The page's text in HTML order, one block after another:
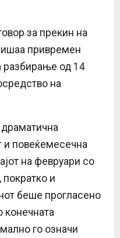
за прекин на
привремен
разбирање од 14
на
и повеќемесечна
на февруари со
и
беше прогласено
конечната
го означи